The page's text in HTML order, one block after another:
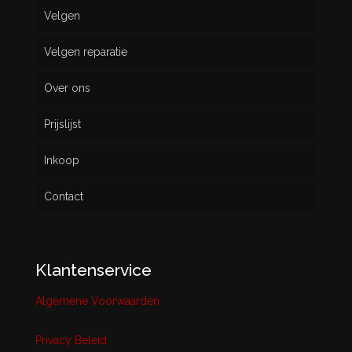
Nieuw
Gebruikt
Velgen
Velgen reparatie
Over ons
Prijslijst
Inkoop
Contact
Klantenservice
Algemene Voorwaarden
Privacy Beleid